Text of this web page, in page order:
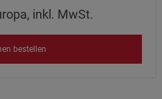
inkl. MwSt.
bestellen